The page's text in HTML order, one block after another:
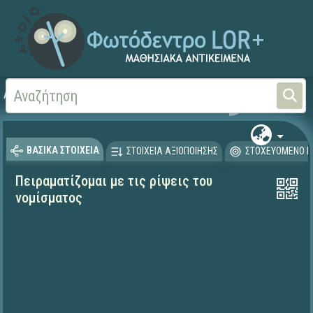
Αρχική ΕΡΓΑ ΙΤΥΕ 1996-2008
ΒΑΣΙΚΑ ΣΤΟΙΧΕΙΑ ΣΤΟΙΧΕΙΑ ΑΞΙΟΠΟΙΗΣΗΣ ΣΤΟΧΕΥΟΜΕΝΟ
Πειραματίζομαι με τις ρίψεις του
νομίσματος